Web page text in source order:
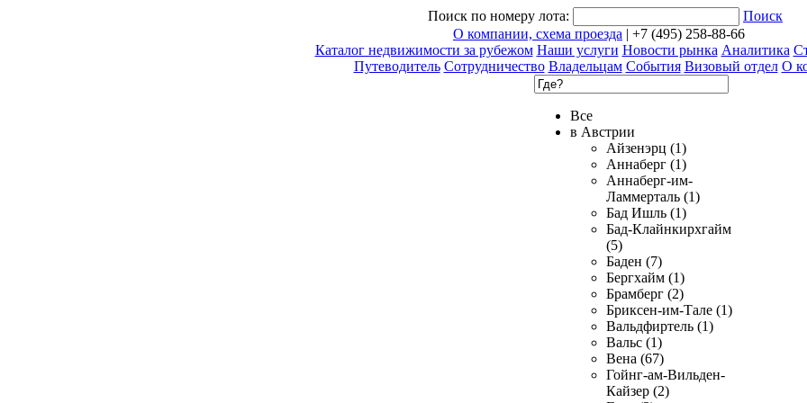
Поиск по номеру лота:
Поиск
О компании, схема проезда | +7 (495) 258-88-66
Каталог недвижимости за рубежом Наши услуги Новости рынка Аналитика
Путеводитель Сотрудничество Владельцам События Визовый отдел О
Все
в Австрии
Айзенэрц (1)
Аннаберг (1)
Аннаберг-им-
Ламмерталь (1)
Бад Ишль (1)
Бад-Клайнкирхгайм
(5)
Баден (7)
Бергхайм (1)
Брамберг (2)
Бриксен-им-Тале (1)
Вальдфиртель (1)
Вальс (1)
Вена (67)
Гойнг-ам-Вильден-
Кайзер (2)